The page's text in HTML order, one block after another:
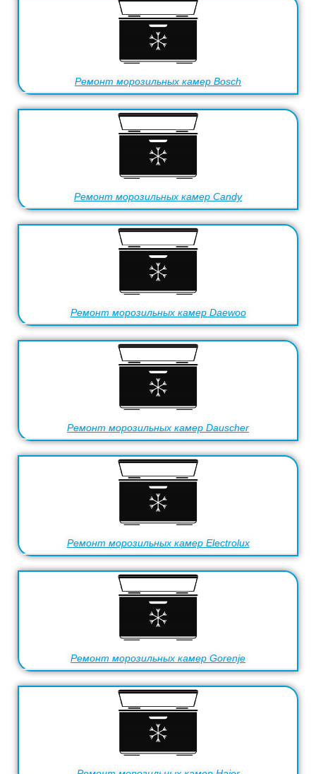
Ремонт морозильных камер Bosch
Ремонт морозильных камер Candy
Ремонт морозильных камер Daewoo
Ремонт морозильных камер Dauscher
Ремонт морозильных камер Electrolux
Ремонт морозильных камер Gorenje